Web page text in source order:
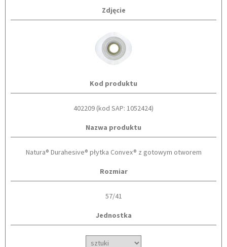
Zdjęcie
Kod produktu
402209 (kod SAP: 1052424)
Nazwa produktu
Natura® Durahesive® płytka Convex® z gotowym otworem
Rozmiar
57/41
Jednostka